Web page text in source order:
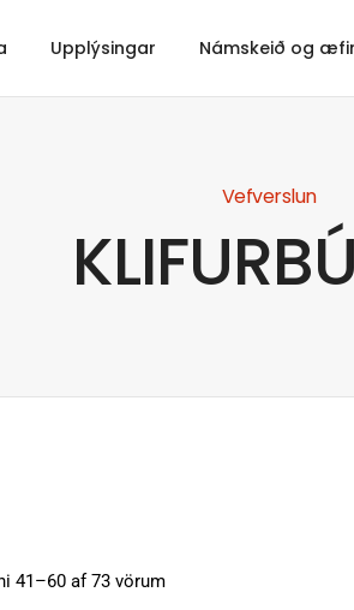
Upplýsingar Námskeið og
Vefverslun
41–60 af 73 vörum